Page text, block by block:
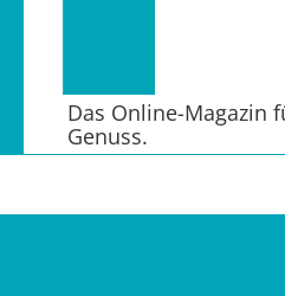
Das Online-Magazin
Genuss.